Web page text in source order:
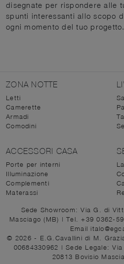
disegnate per rispondere alle
spunti interessanti allo scopo
ogni momento del tuo progetto.
ZONA NOTTE
Letti
Camerette
Armadi
Comodini
ACCESSORI CASA
Porte per interni
Illuminazione
Complementi
Materassi
Sede Showroom: Via G. di
Masciago (MB) | Tel. +39 0362-
Email
© 2026 - E.G.Cavallini di M.
00684330962 | Sede Legale:
20813 Bovisio